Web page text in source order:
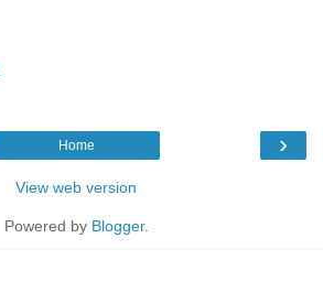
›
Home
View web version
Powered by Blogger.